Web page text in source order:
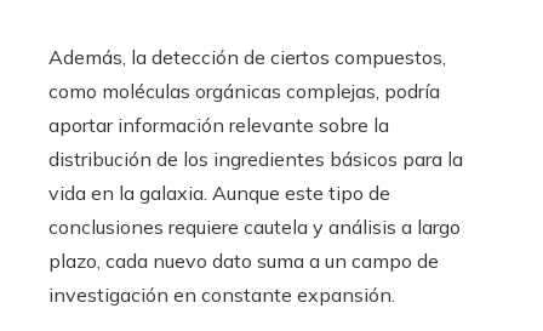
Además, la detección de ciertos compuestos,
como moléculas orgánicas complejas, podría
aportar información relevante sobre la
distribución de los ingredientes básicos para la
vida en la galaxia. Aunque este tipo de
conclusiones requiere cautela y análisis a largo
plazo, cada nuevo dato suma a un campo de
investigación en constante expansión.